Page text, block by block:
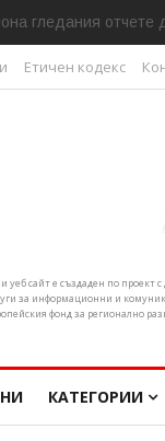
гледания отчете
Етичен кодекс
уеб сайт е създаден по проект
за информационни и
фонд за регионално
КАТЕГОРИИ